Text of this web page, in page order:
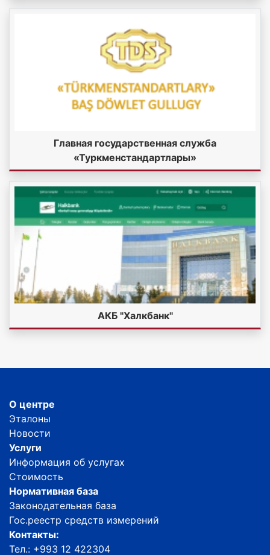
Главная государственная служба
«Туркменстандартлары»
АКБ "Халкбанк"
О центре
Эталоны
Новости
Услуги
Информация об услугах
Стоимость
Нормативная база
Законодательная база
Гос.реестр средств измерений
Контакты:
Тел.: +993 12 422304